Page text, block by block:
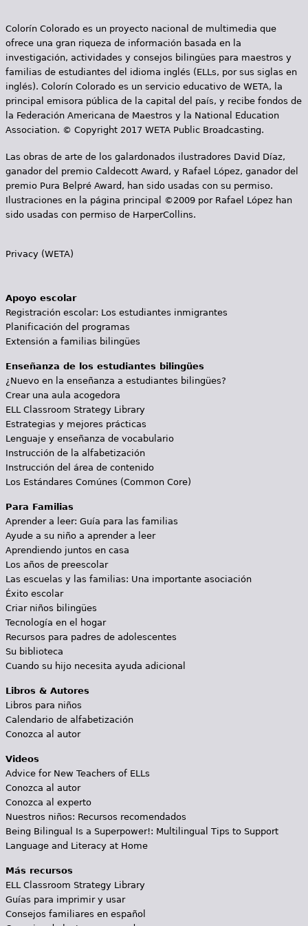
Más recursos
s
t
á
a
q
u
í
Colorín Colorado es un proyecto nacional de multimedia que
ofrece una gran riqueza de información basada en la
investigación, actividades y consejos bilingües para maestros y
familias de estudiantes del idioma inglés (ELLs, por sus siglas en
inglés). Colorín Colorado es un servicio educativo de WETA, la
principal emisora pública de la capital del país, y recibe fondos de
la Federación Americana de Maestros y la National Education
Association. © Copyright 2017 WETA Public Broadcasting.
Las obras de arte de los galardonados ilustradores David Díaz,
ganador del premio Caldecott Award, y Rafael López, ganador del
premio Pura Belpré Award, han sido usadas con su permiso.
Ilustraciones en la página principal ©2009 por Rafael López han
sido usadas con permiso de HarperCollins.
Privacy (WETA)
Apoyo escolar
Registración escolar: Los estudiantes inmigrantes
Planificación del programas
Extensión a familias bilingües
Enseñanza de los estudiantes bilingües
¿Nuevo en la enseñanza a estudiantes bilingües?
Crear una aula acogedora
ELL Classroom Strategy Library
Estrategias y mejores prácticas
Lenguaje y enseñanza de vocabulario
Instrucción de la alfabetización
Instrucción del área de contenido
Los Estándares Comúnes (Common Core)
Para Familias
Aprender a leer: Guía para las familias
Ayude a su niño a aprender a leer
Aprendiendo juntos en casa
Los años de preescolar
Las escuelas y las familias: Una importante asociación
Éxito escolar
Criar niños bilingües
Tecnología en el hogar
Recursos para padres de adolescentes
Su biblioteca
Cuando su hijo necesita ayuda adicional
Libros & Autores
Libros para niños
Calendario de alfabetización
Conozca al autor
Videos
Advice for New Teachers of ELLs
Conozca al autor
Conozca al experto
Nuestros niños: Recursos recomendados
Being Bilingual Is a Superpower!: Multilingual Tips to Support
Language and Literacy at Home
Más recursos
ELL Classroom Strategy Library
Guías para imprimir y usar
Consejos familiares en español